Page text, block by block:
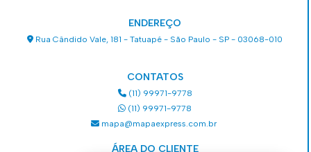
ENDEREÇO
Rua Cândido Vale, 181 - Tatuapé - São Paulo - SP - 03068-010
CONTATOS
(11) 99971-9778
(11) 99971-9778
mapa@mapaexpress.com.br
ÁREA DO CLIENTE